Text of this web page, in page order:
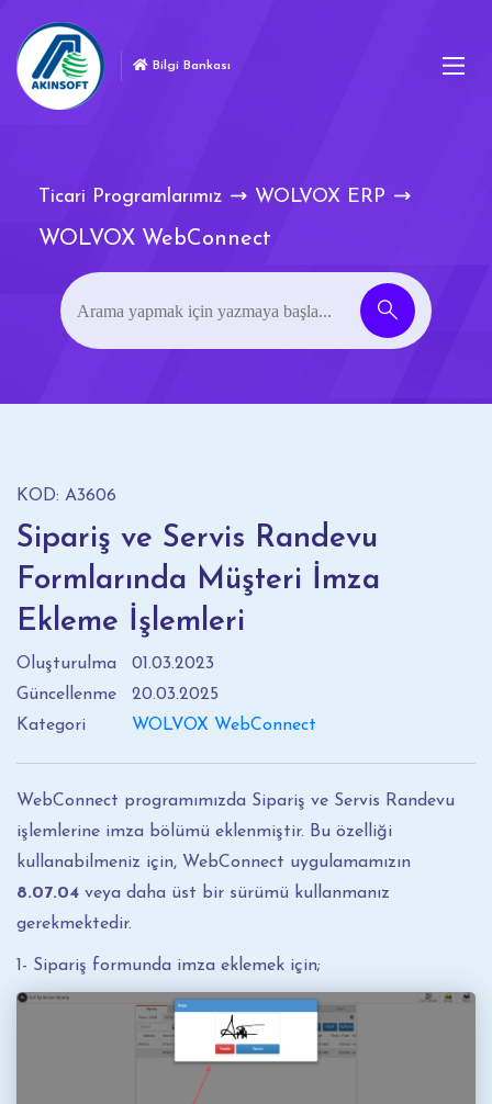
Bilgi Bankası
Ticari Programlarımız WOLVOX ERP
WOLVOX WebConnect
KOD: A3606
Sipariş ve Servis Randevu
Formlarında Müşteri İmza
Ekleme İşlemleri
Oluşturulma
01.03.2023
Güncellenme
20.03.2025
Kategori
WOLVOX WebConnect
WebConnect programımızda Sipariş ve Servis Randevu
işlemlerine imza bölümü eklenmiştir. Bu özelliği
kullanabilmeniz için, WebConnect uygulamamızın
8.07.04 veya daha üst bir sürümü kullanmanız
gerekmektedir.
1- Sipariş formunda imza eklemek için;